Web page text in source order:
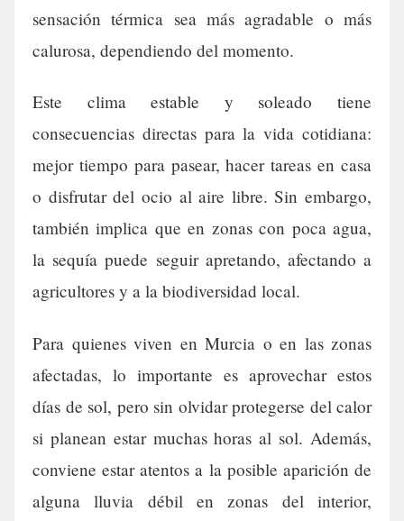
sensación térmica sea más agradable o más
calurosa, dependiendo del momento.
Este clima estable y soleado tiene
consecuencias directas para la vida cotidiana:
mejor tiempo para pasear, hacer tareas en casa
o disfrutar del ocio al aire libre. Sin embargo,
también implica que en zonas con poca agua,
la sequía puede seguir apretando, afectando a
agricultores y a la biodiversidad local.
Para quienes viven en Murcia o en las zonas
afectadas, lo importante es aprovechar estos
días de sol, pero sin olvidar protegerse del calor
si planean estar muchas horas al sol. Además,
conviene estar atentos a la posible aparición de
alguna lluvia débil en zonas del interior,